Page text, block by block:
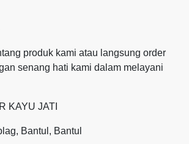
produk kami atau langsung order
senang hati kami dalam melayani
KAYU JATI
Bantul, Bantul